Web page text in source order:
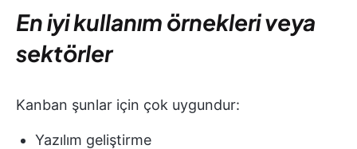
En iyi kullanım örnekleri veya
sektörler
Kanban şunlar için çok uygundur:
Yazılım geliştirme